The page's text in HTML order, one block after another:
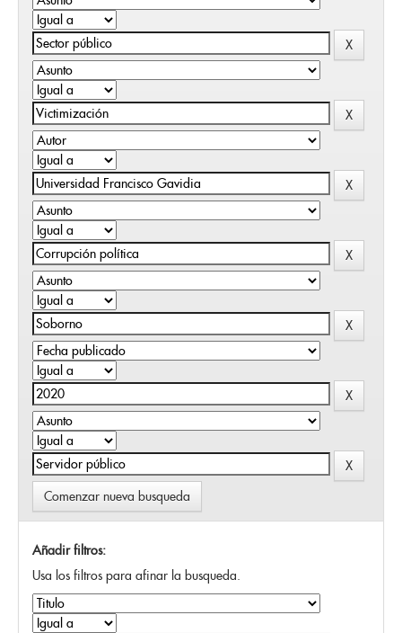
Comenzar nueva busqueda
Añadir filtros:
Usa los filtros para afinar la busqueda.